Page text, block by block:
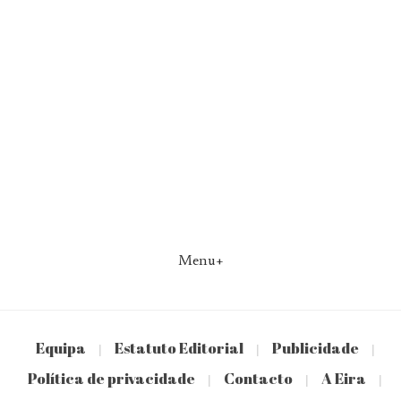
Menu+
Equipa | Estatuto Editorial | Publicidade |
Política de privacidade | Contacto | A Eira |